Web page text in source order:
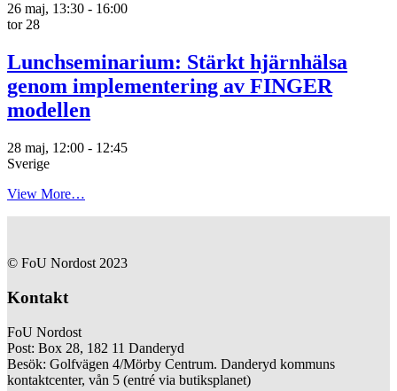
26 maj, 13:30 - 16:00
tor 28
Lunchseminarium: Stärkt hjärnhälsa
genom implementering av FINGER
modellen
28 maj, 12:00 - 12:45
Sverige
View More…
© FoU Nordost 2023
Kontakt
FoU Nordost
Post: Box 28, 182 11 Danderyd
Besök: Golfvägen 4/Mörby Centrum. Danderyd kommuns
kontaktcenter, vån 5 (entré via butiksplanet)